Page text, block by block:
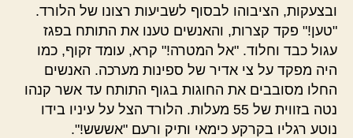
ובצעקות, הציבוהו לבסוף לשביעות רצונו של הלורד.
"טען!" פקד קצרות, והאנשים טענו את התותח בפגז
עגול כבד וחלוד. "אל המטרה!" קרא, עומד זקוף, כמו
היה מפקד על צי אדיר של ספינות מערכה. האנשים
החלו מסובבים את החוגות בגוף התותח עד אשר קנהו
נטה בזווית של 55 מעלות. הלורד הצל על עיניו בידו
נוטע רגליו בקרקע כימאי ותיק ורעם "אששש!".